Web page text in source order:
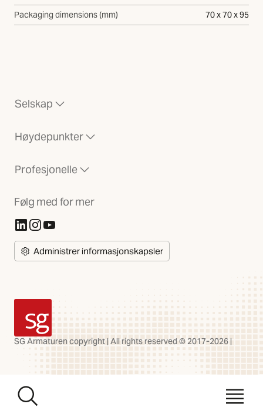
Packaging dimensions (mm) 70 x 70 x 95
Selskap
Høydepunkter
Profesjonelle
Følg med for mer
(Åpnes i ny fane)
(Åpnes i ny fane)
(Åpnes i ny fane)
Administrer informasjonskapsler
SG Armaturen
SG Armaturen copyright | All rights reserved © 2017-2026 |